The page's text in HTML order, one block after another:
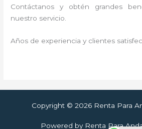
Contáctanos y obtén grandes
nuestro servicio.
Años de experiencia y clientes
Copyright © 2026 Renta Para
Powered by Renta Para